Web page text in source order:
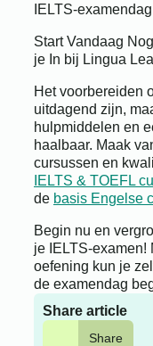
IELTS-
Start Vandaag
je In bij Lingua
Het voorbereiden
uitdagend zijn,
hulpmiddelen en
haalbaar. Maak
cursussen en
IELTS & TOEFL
de basis Engelse
Begin nu en
je IELTS-examen!
oefening kun je
de examendag
Share article
Share